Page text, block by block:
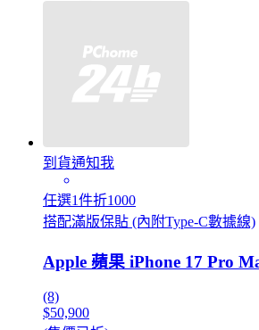
到貨通知我
任選1件折1000
搭配滿版保貼 (內附Type-C數據線)
Apple 蘋果 iPhone 17 Pro
(8)
$50,900